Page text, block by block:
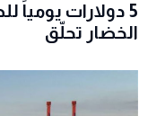
5 دولارات
الخضار تحلّق